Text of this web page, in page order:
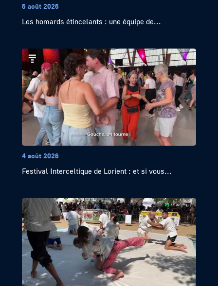
6 août 2026
Les homards étincelants : une équipe de...
4 août 2026
Festival Interceltique de Lorient : et si vous...